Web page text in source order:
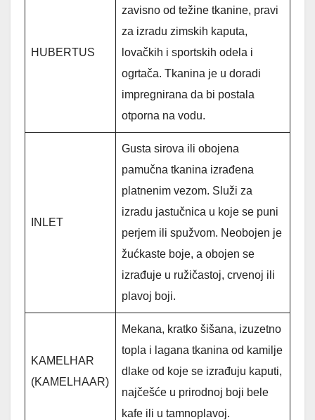
HUBERTUS
zavisno od težine tkanine, pravi
za izradu zimskih kaputa,
lovačkih i sportskih odela i
ogrtača. Tkanina je u doradi
impregnirana da bi postala
otporna na vodu.
INLET
Gusta sirova ili obojena
pamučna tkanina izrađena
platnenim vezom. Služi za
izradu jastučnica u koje se puni
perjem ili spužvom. Neobojen je
žućkaste boje, a obojen se
izrađuje u ružičastoj, crvenoj ili
plavoj boji.
KAMELHAR
(KAMELHAAR)
Mekana, kratko šišana, izuzetno
topla i lagana tkanina od kamilje
dlake od koje se izrađuju kaputi,
najčešće u prirodnoj boji bele
kafe ili u tamnoplavoj.